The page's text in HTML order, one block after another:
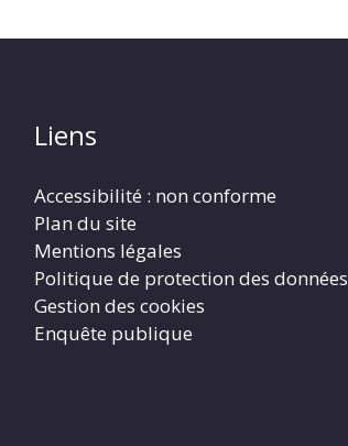
Liens
Accessibilité : non conforme
Plan du site
Mentions légales
Politique de protection des données
Gestion des cookies
Enquête publique